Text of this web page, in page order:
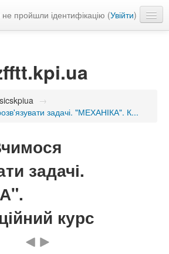
пройшли ідентифікацію (Увійти)
→
задачі. "МЕХАНІКА". К...
задачі.
курс